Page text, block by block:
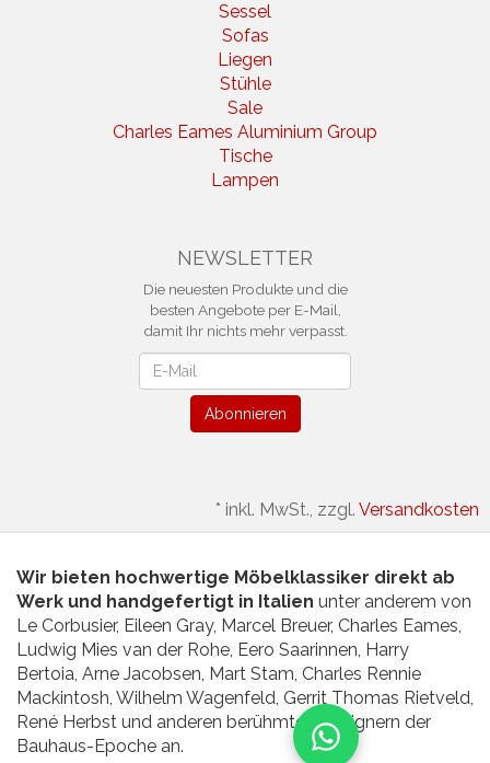
Sessel
Sofas
Liegen
Stühle
Sale
Charles Eames Aluminium Group
Tische
Lampen
NEWSLETTER
Die neuesten Produkte und die
besten Angebote per E-Mail,
damit Ihr nichts mehr verpasst.
Abonnieren
* inkl. MwSt., zzgl. Versandkosten
Wir bieten hochwertige Möbelklassiker direkt ab
Werk und handgefertigt in Italien unter anderem von
Le Corbusier, Eileen Gray, Marcel Breuer, Charles Eames,
Ludwig Mies van der Rohe, Eero Saarinnen, Harry
Bertoia, Arne Jacobsen, Mart Stam, Charles Rennie
Mackintosh, Wilhelm Wagenfeld, Gerrit Thomas Rietveld,
René Herbst und anderen berühmten Designern der
Bauhaus-Epoche an.